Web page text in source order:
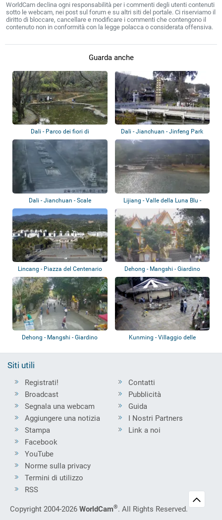
WorldCam declina ogni responsabilità per i commenti degli utenti contenuti
sotto le webcam, nei post sul forum e su altri siti del portale. Ci riserviamo il
diritto di bloccare, cancellare e modificare i commenti che contengono il
contenuto non in conformità con la legge polacca o considerata offensiva.
Guarda anche
Dali - Parco dei fiori di
Shangguan
Dali - Jianchuan - Jinfeng Park
Dali - Jianchuan - Scale
Manxianlin Qian...
Lijiang - Valle della Luna Blu -
Lago Yu...
Lincang - Piazza del Centenario
Dehong - Mangshi - Giardino
Mengbanaxi -...
Dehong - Mangshi - Giardino
Kunming - Villaggio delle
Siti utili
Registrati!
Broadcast
Segnala una webcam
Aggiungere una notizia
Stampa
Contatti
Pubblicità
Guida
I Nostri Partners
Link a noi
Facebook
YouTube
Norme sulla privacy
Termini di utilizzo
RSS
Copyright 2004-2026 WorldCam®. All Rights Reserved.